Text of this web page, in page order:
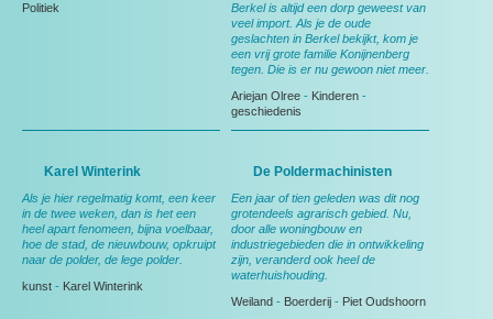
Politiek
Berkel is altijd een dorp geweest van
veel import. Als je de oude
geslachten in Berkel bekijkt, kom je
een vrij grote familie Konijnenberg
tegen. Die is er nu gewoon niet meer.
Ariejan Olree - Kinderen -
geschiedenis
Karel Winterink
Als je hier regelmatig komt, een keer
in de twee weken, dan is het een
heel apart fenomeen, bijna voelbaar,
hoe de stad, de nieuwbouw, opkruipt
naar de polder, de lege polder.
kunst - Karel Winterink
De Poldermachinisten
Een jaar of tien geleden was dit nog
grotendeels agrarisch gebied. Nu,
door alle woningbouw en
industriegebieden die in ontwikkeling
zijn, veranderd ook heel de
waterhuishouding.
Weiland - Boerderij - Piet Oudshoorn